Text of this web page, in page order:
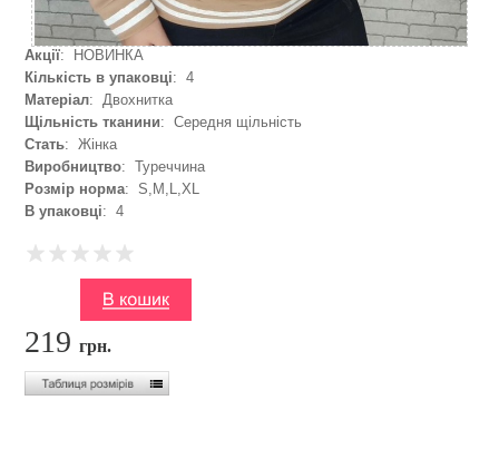
Акції: НОВИНКА
Кількість в упаковці: 4
Матеріал: Двохнитка
Щільність тканини: Середня щільність
Стать: Жінка
Виробництво: Туреччина
Розмір норма: S,M,L,XL
В упаковці: 4
219грн.